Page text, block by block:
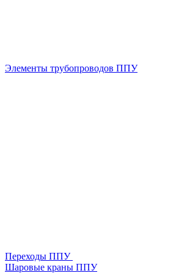
Элементы трубопроводов ППУ
Переходы ППУ
Шаровые краны ППУ